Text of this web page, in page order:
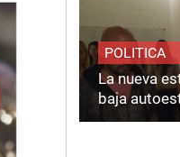
POLITICA
La nueva
baja